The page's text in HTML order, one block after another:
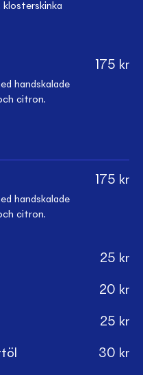
klosterskinka
175 kr
handskalade
citron.
175 kr
handskalade
citron.
25 kr
20 kr
25 kr
30 kr